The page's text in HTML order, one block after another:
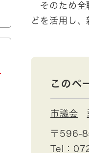
そのため全
どを活用し、
このペ
市議会
〒596-
Tel：